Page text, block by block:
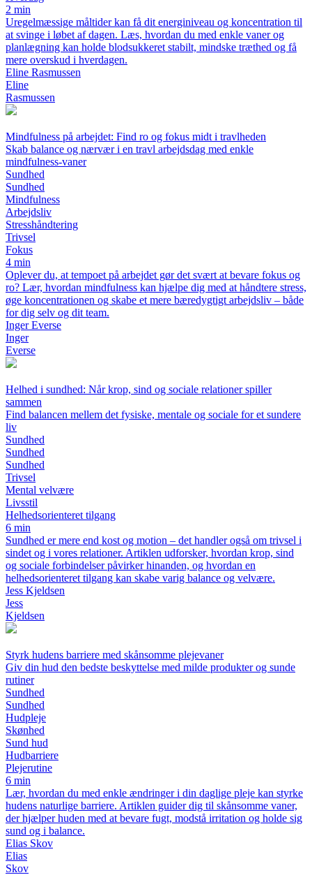
2 min
Uregelmæssige måltider kan få dit energiniveau og koncentration til
at svinge i løbet af dagen. Læs, hvordan du med enkle vaner og
planlægning kan holde blodsukkeret stabilt, mindske træthed og få
mere overskud i hverdagen.
Eline Rasmussen
Eline
Rasmussen
Mindfulness på arbejdet: Find ro og fokus midt i travlheden
Skab balance og nærvær i en travl arbejdsdag med enkle
mindfulness-vaner
Sundhed
Sundhed
Mindfulness
Arbejdsliv
Stresshåndtering
Trivsel
Fokus
4 min
Oplever du, at tempoet på arbejdet gør det svært at bevare fokus og
ro? Lær, hvordan mindfulness kan hjælpe dig med at håndtere stress,
øge koncentrationen og skabe et mere bæredygtigt arbejdsliv – både
for dig selv og dit team.
Inger Everse
Inger
Everse
Helhed i sundhed: Når krop, sind og sociale relationer spiller
sammen
Find balancen mellem det fysiske, mentale og sociale for et sundere
liv
Sundhed
Sundhed
Sundhed
Trivsel
Mental velvære
Livsstil
Helhedsorienteret tilgang
6 min
Sundhed er mere end kost og motion – det handler også om trivsel i
sindet og i vores relationer. Artiklen udforsker, hvordan krop, sind
og sociale forbindelser påvirker hinanden, og hvordan en
helhedsorienteret tilgang kan skabe varig balance og velvære.
Jess Kjeldsen
Jess
Kjeldsen
Styrk hudens barriere med skånsomme plejevaner
Giv din hud den bedste beskyttelse med milde produkter og sunde
rutiner
Sundhed
Sundhed
Hudpleje
Skønhed
Sund hud
Hudbarriere
Plejerutine
6 min
Lær, hvordan du med enkle ændringer i din daglige pleje kan styrke
hudens naturlige barriere. Artiklen guider dig til skånsomme vaner,
der hjælper huden med at bevare fugt, modstå irritation og holde sig
sund og i balance.
Elias Skov
Elias
Skov